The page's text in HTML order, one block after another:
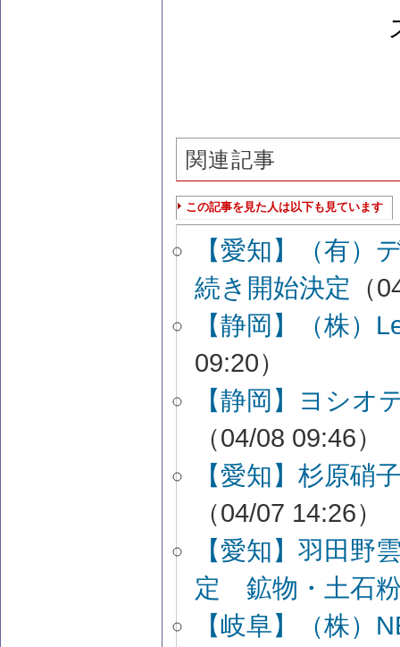
関連記事
この記事を見た人は以下も見ています
【愛知】（有）
続き開始決定 （
【静岡】（株）
09:20）
【静岡】ヨシオ
（04/08 09:46）
【愛知】杉原硝
（04/07 14:26）
【愛知】羽田野
定 鉱物・土石
【岐阜】（株）